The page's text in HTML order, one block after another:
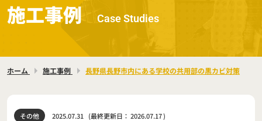
施工事例 Case Studies
ホーム 施工事例 長野県長野市内にある学校の共用部の黒カビ対策
その他 2025.07.31 (最終更新日： 2026.07.17)